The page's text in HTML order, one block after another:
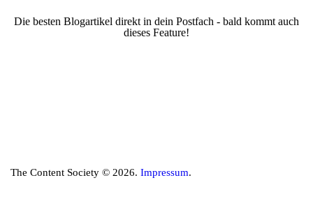
Die besten Blogartikel direkt in dein Postfach - bald kommt auch
dieses Feature!
The Content Society © 2026. Impressum.